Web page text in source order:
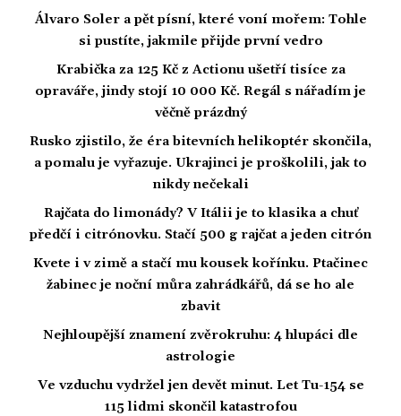
Álvaro Soler a pět písní, které voní mořem: Tohle
si pustíte, jakmile přijde první vedro
Krabička za 125 Kč z Actionu ušetří tisíce za
opraváře, jindy stojí 10 000 Kč. Regál s nářadím je
věčně prázdný
Rusko zjistilo, že éra bitevních helikoptér skončila,
a pomalu je vyřazuje. Ukrajinci je proškolili, jak to
nikdy nečekali
Rajčata do limonády? V Itálii je to klasika a chuť
předčí i citrónovku. Stačí 500 g rajčat a jeden citrón
Kvete i v zimě a stačí mu kousek kořínku. Ptačinec
žabinec je noční můra zahrádkářů, dá se ho ale
zbavit
Nejhloupější znamení zvěrokruhu: 4 hlupáci dle
astrologie
Ve vzduchu vydržel jen devět minut. Let Tu-154 se
115 lidmi skončil katastrofou